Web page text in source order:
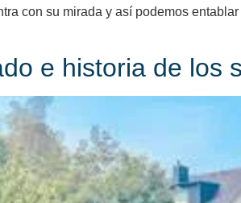
con su mirada y así podemos
e historia de los